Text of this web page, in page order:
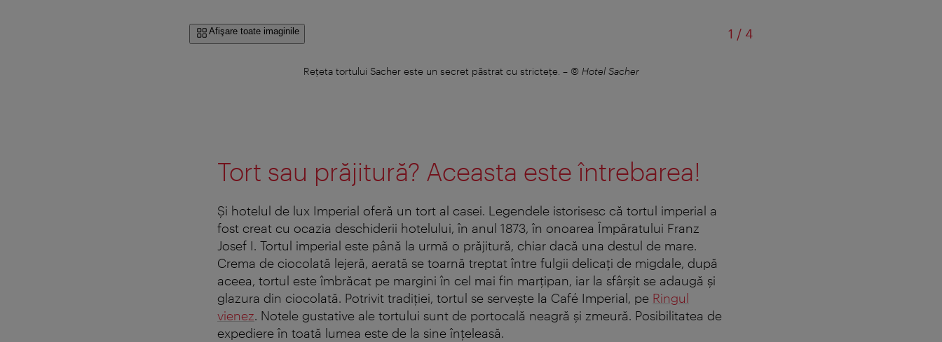
Afişare toate imaginile 1 /din
4
Reţeta tortului Sacher este un secret păstrat cu stricteţe. – © Hotel Sacher
Tort sau prăjitură? Aceasta este întrebarea!
Şi hotelul de lux Imperial oferă un tort al casei. Legendele istorisesc că tortul imperial a
fost creat cu ocazia deschiderii hotelului, în anul 1873, în onoarea Împăratului Franz
Josef I. Tortul imperial este până la urmă o prăjitură, chiar dacă una destul de mare.
Crema de ciocolată lejeră, aerată se toarnă treptat între fulgii delicaţi de migdale, după
aceea, tortul este îmbrăcat pe margini în cel mai fin marţipan, iar la sfârşit se adaugă şi
glazura din ciocolată. Potrivit tradiţiei, tortul se serveşte la Café Imperial, pe Ringul
vienez. Notele gustative ale tortului sunt de portocală neagră şi zmeură. Posibilitatea de
expediere în toată lumea este de la sine înţeleasă.